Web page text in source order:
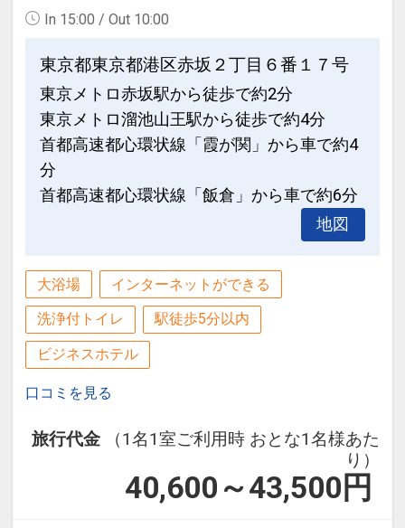
In 15:00 / Out 10:00
東京都東京都港区赤坂２丁目６番１７号
東京メトロ赤坂駅から徒歩で約2分
東京メトロ溜池山王駅から徒歩で約4分
首都高速都心環状線「霞が関」から車で約4
分
首都高速都心環状線「飯倉」から車で約6分
地図
大浴場 インターネットができる
洗浄付トイレ 駅徒歩5分以内
ビジネスホテル
口コミを見る
旅行代金
（1名1室ご利用時 おとな1名様あた
り）
40,600～43,500 円